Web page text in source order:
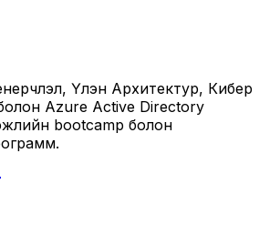
Үүлэн Архитектур, Кибер
Azure Active Directory
bootcamp болон